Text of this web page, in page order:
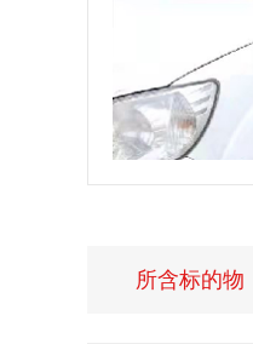
所含标的物